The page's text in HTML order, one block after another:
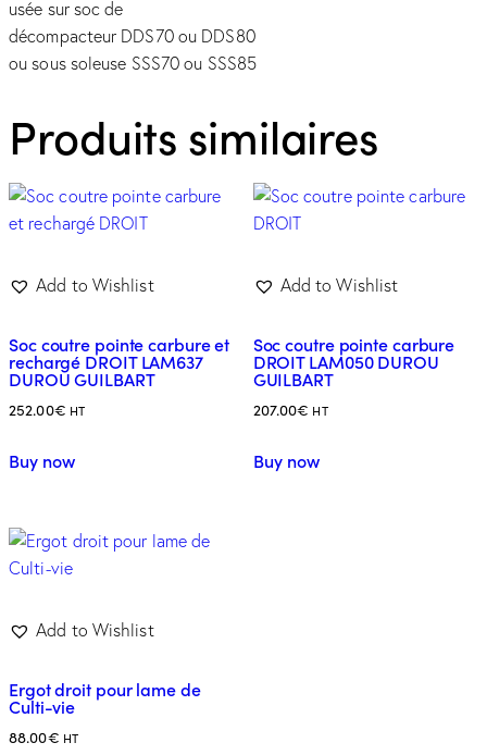
usée sur soc de
décompacteur DDS70 ou DDS80
ou sous soleuse SSS70 ou SSS85
Produits similaires
Add to Wishlist
Soc coutre pointe carbure et
rechargé DROIT LAM637
DUROU GUILBART
252.00€ HT
Buy now
Add to Wishlist
Soc coutre pointe carbure
DROIT LAM050 DUROU
GUILBART
207.00€ HT
Buy now
Add to Wishlist
Ergot droit pour lame de
Culti-vie
88.00€ HT